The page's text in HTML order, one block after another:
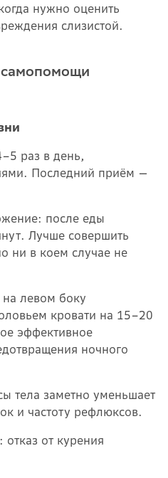
нужно оценить
слизистой.
раз в день,
Последний приём —
после еды
Лучше совершить
ни в коем случае не
левом боку
кровати на 15–20
эффективное
ночного
тела заметно уменьшает
и частоту рефлюксов.
от курения